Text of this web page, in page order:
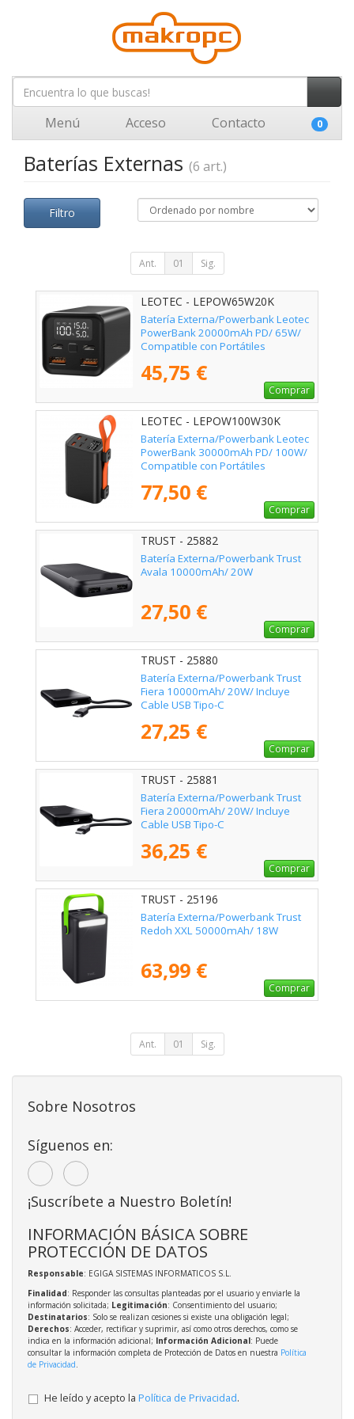
Menú Acceso Contacto 0
Baterías Externas (6 art.)
Filtro
Ant. 01 Sig.
LEOTEC - LEPOW65W20K
Batería Externa/Powerbank Leotec
PowerBank 20000mAh PD/ 65W/
Compatible con Portátiles
45,75 €
Comprar
LEOTEC - LEPOW100W30K
Batería Externa/Powerbank Leotec
PowerBank 30000mAh PD/ 100W/
Compatible con Portátiles
77,50 €
Comprar
TRUST - 25882
Batería Externa/Powerbank Trust
Avala 10000mAh/ 20W
27,50 €
Comprar
TRUST - 25880
Batería Externa/Powerbank Trust
Fiera 10000mAh/ 20W/ Incluye
Cable USB Tipo-C
27,25 €
Comprar
TRUST - 25881
Batería Externa/Powerbank Trust
Fiera 20000mAh/ 20W/ Incluye
Cable USB Tipo-C
36,25 €
Comprar
TRUST - 25196
Batería Externa/Powerbank Trust
Redoh XXL 50000mAh/ 18W
63,99 €
Comprar
Ant. 01 Sig.
Sobre Nosotros
Síguenos en:
¡Suscríbete a Nuestro Boletín!
INFORMACIÓN BÁSICA SOBRE
PROTECCIÓN DE DATOS
Responsable: EGIGA SISTEMAS INFORMATICOS S.L.
Finalidad: Responder las consultas planteadas por el usuario y enviarle la
información solicitada; Legitimación: Consentimiento del usuario;
Destinatarios: Solo se realizan cesiones si existe una obligación legal;
Derechos: Acceder, rectificar y suprimir, así como otros derechos, como se
indica en la información adicional; Información Adicional: Puede
consultar la información completa de Protección de Datos en nuestra Política
de Privacidad.
He leído y acepto la Política de Privacidad.